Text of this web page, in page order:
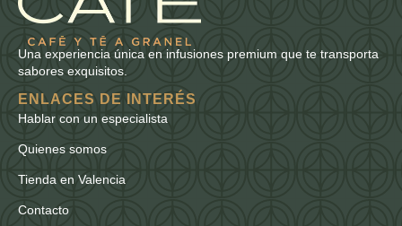
Una experiencia única en infusiones premium que te transporta
sabores exquisitos.
ENLACES DE INTERÉS
Hablar con un especialista
Quienes somos
Tienda en Valencia
Contacto